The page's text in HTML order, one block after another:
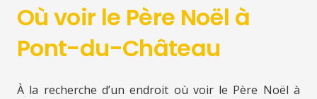
Où voir le Père Noël à
Pont-du-Château
À la recherche d’un endroit où voir le Père Noël à